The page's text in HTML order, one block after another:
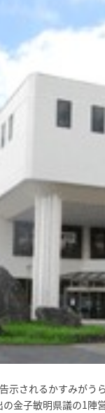
示されるかすみがう
金子敏明県議の1陣